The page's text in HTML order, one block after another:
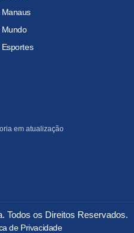
Manaus
Mundo
Esportes
em atualização
Todos os Direitos Reservados.
de Privacidade